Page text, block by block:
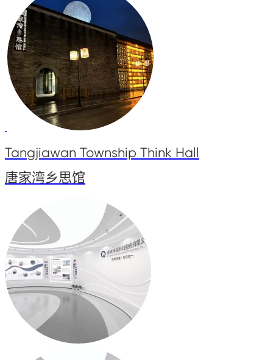
Tangjiawan Township Think Hall
唐家湾乡思馆